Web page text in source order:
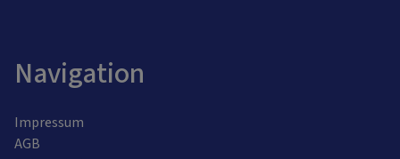
Navigation
Impressum
AGB